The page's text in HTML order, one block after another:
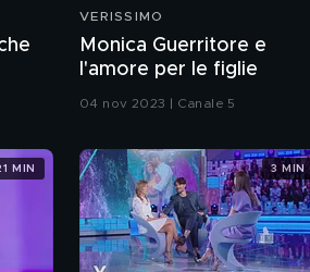
VERISSIMO
Monica Guerritore e
l'amore per le figlie
04 nov 2023 | Canale 5
MIN 3 MIN